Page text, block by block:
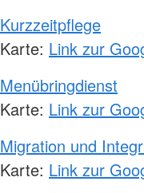
Kurzzeitpflege
Karte: Link zur
Menübringdienst
Karte: Link zur
Migration und
Karte: Link zur